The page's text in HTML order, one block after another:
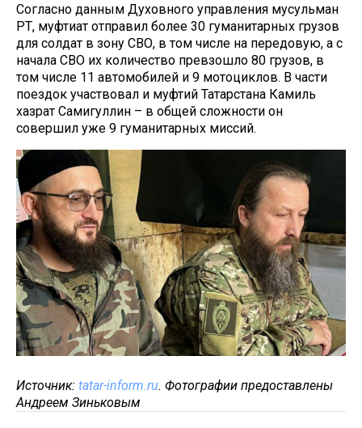
Согласно данным Духовного управления мусульман
РТ, муфтиат отправил более 30 гуманитарных грузов
для солдат в зону СВО, в том числе на передовую, а с
начала СВО их количество превзошло 80 грузов, в
том числе 11 автомобилей и 9 мотоциклов. В части
поездок участвовал и муфтий Татарстана Камиль
хазрат Самигуллин – в общей сложности он
совершил уже 9 гуманитарных миссий.
Источник: tatar-inform.ru. Фотографии предоставлены
Андреем Зиньковым